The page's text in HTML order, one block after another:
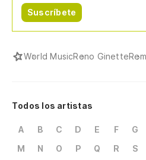
Suscríbete
World MusicReno Ginette
Todos los artistas
A B C D E F G
M
N O P Q R S